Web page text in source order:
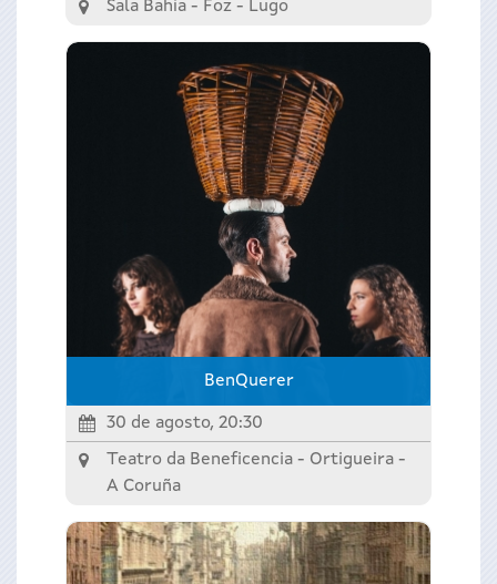
Sala Bahía - Foz - Lugo
BenQuerer
30 de agosto, 20:30
Teatro da Beneficencia - Ortigueira -
A Coruña